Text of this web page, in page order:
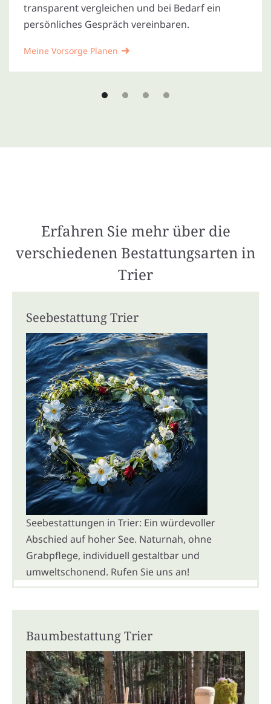
transparent vergleichen und bei Bedarf ein
persönliches Gespräch vereinbaren.
Meine Vorsorge Planen
Erfahren Sie mehr über die
verschiedenen Bestattungsarten in
Trier
Seebestattung Trier
Seebestattungen in Trier: Ein würdevoller
Abschied auf hoher See. Naturnah, ohne
Grabpflege, individuell gestaltbar und
umweltschonend. Rufen Sie uns an!
Baumbestattung Trier